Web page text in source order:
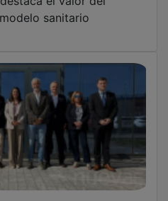
sanitario